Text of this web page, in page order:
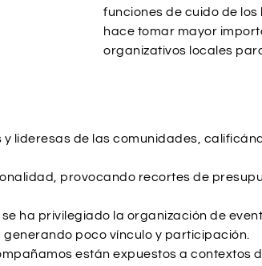
funciones de cuido de los
hace tomar mayor
organizativos locales
lideresas de las comunidades,
provocando recortes de
ha privilegiado la organización de
poco vínculo y participación.
están expuestos a contextos